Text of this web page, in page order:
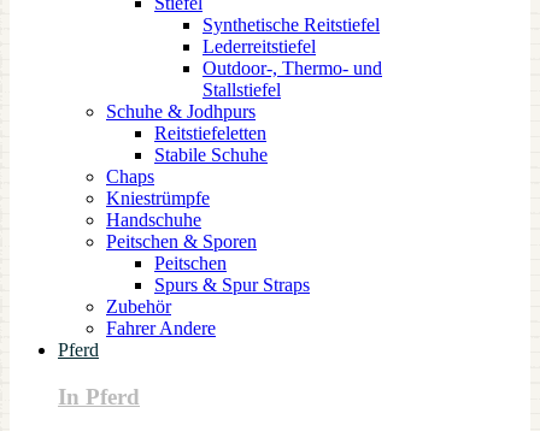
Synthetische Reitstiefel
Lederreitstiefel
Outdoor-, Thermo- und
Stallstiefel
Schuhe & Jodhpurs
Reitstiefeletten
Stabile Schuhe
Chaps
Kniestrümpfe
Handschuhe
Peitschen & Sporen
Peitschen
Spurs & Spur Straps
Zubehör
Fahrer Andere
Pferd
In Pferd